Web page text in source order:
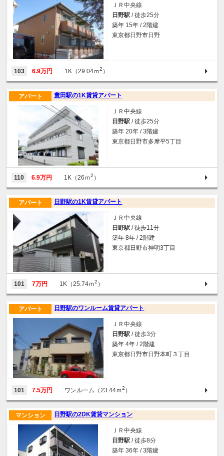
ＪＲ中央線
日野駅 / 徒歩25分
築年 15年 / 2階建
東京都日野市日野
103 6.9万円 1K（29.04ｍ2 ）
豊田駅の1K賃貸アパート
アパート
ＪＲ中央線
日野駅 / 徒歩25分
築年 20年 / 3階建
東京都日野市多摩平5丁目
110 6.9万円 1K（26ｍ2 ）
日野駅の1K賃貸アパート
アパート
ＪＲ中央線
日野駅 / 徒歩11分
築年 8年 / 2階建
東京都日野市神明3丁目
101 7万円 1K（25.74ｍ2 ）
日野駅のワンルーム賃貸アパート
アパート
ＪＲ中央線
日野駅 / 徒歩3分
築年 4年 / 2階建
東京都日野市日野本町３丁目
101 7.5万円 ワンルーム（23.44ｍ2 ）
日野駅の2DK賃貸マンション
マンション
ＪＲ中央線
日野駅 / 徒歩8分
築年 36年 / 3階建